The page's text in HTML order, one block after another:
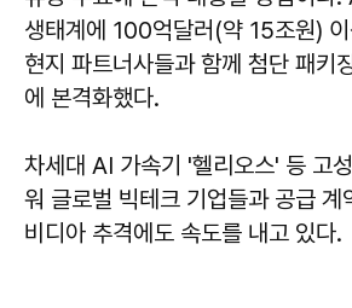
생태계에 100억달러(약 15조원)
현지 파트너사들과 함께 첨단 패키
에 본격화했다.
차세대 AI 가속기 '헬리오스' 등 고
워 글로벌 빅테크 기업들과 공급 계
비디아 추격에도 속도를 내고 있다.